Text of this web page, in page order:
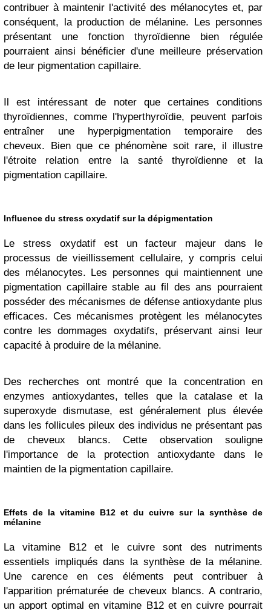
contribuer à maintenir l'activité des mélanocytes et, par
conséquent, la production de mélanine. Les personnes
présentant une fonction thyroïdienne bien régulée
pourraient ainsi bénéficier d'une meilleure préservation
de leur pigmentation capillaire.
Il est intéressant de noter que certaines conditions
thyroïdiennes, comme l'hyperthyroïdie, peuvent parfois
entraîner une hyperpigmentation temporaire des
cheveux. Bien que ce phénomène soit rare, il illustre
l'étroite relation entre la santé thyroïdienne et la
pigmentation capillaire.
Influence du stress oxydatif sur la dépigmentation
Le stress oxydatif est un facteur majeur dans le
processus de vieillissement cellulaire, y compris celui
des mélanocytes. Les personnes qui maintiennent une
pigmentation capillaire stable au fil des ans pourraient
posséder des mécanismes de défense antioxydante plus
efficaces. Ces mécanismes protègent les mélanocytes
contre les dommages oxydatifs, préservant ainsi leur
capacité à produire de la mélanine.
Des recherches ont montré que la concentration en
enzymes antioxydantes, telles que la catalase et la
superoxyde dismutase, est généralement plus élevée
dans les follicules pileux des individus ne présentant pas
de cheveux blancs. Cette observation souligne
l'importance de la protection antioxydante dans le
maintien de la pigmentation capillaire.
Effets de la vitamine B12 et du cuivre sur la synthèse de
mélanine
La vitamine B12 et le cuivre sont des nutriments
essentiels impliqués dans la synthèse de la mélanine.
Une carence en ces éléments peut contribuer à
l'apparition prématurée de cheveux blancs. A contrario,
un apport optimal en vitamine B12 et en cuivre pourrait